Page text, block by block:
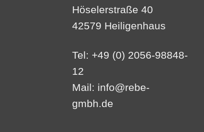
Höselerstraße 40
42579 Heiligenhaus
Tel: +49 (0) 2056-98848-
12
Mail: info@rebe-
gmbh.de